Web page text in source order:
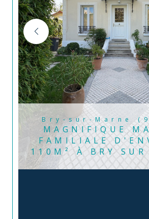
Bry-sur-Marne
MAGNIFIQUE
FAMILIALE
110M² À BRY SUR